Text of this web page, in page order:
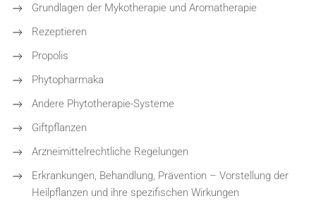
Grundlagen der Mykotherapie und Aromatherapie
Rezeptieren
Propolis
Phytopharmaka
Andere Phytotherapie-Systeme
Giftpflanzen
Arzneimittelrechtliche Regelungen
Erkrankungen, Behandlung, Prävention – Vorstellung der
Heilpflanzen und ihre spezifischen Wirkungen